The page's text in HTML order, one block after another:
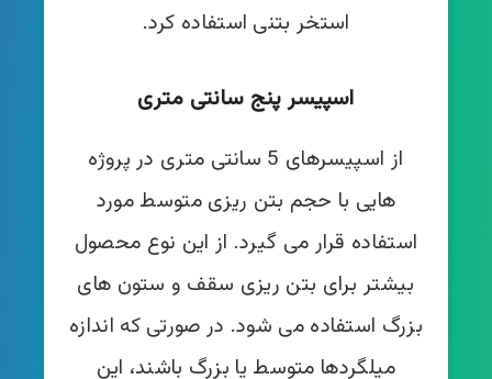
استخر بتنی استفاده کرد.
اسپیسر پنج سانتی متری
از اسپیسرهای 5 سانتی متری در پروژه
هایی با حجم بتن ریزی متوسط مورد
استفاده قرار می گیرد. از این نوع محصول
بیشتر برای بتن ریزی سقف و ستون های
بزرگ استفاده می شود. در صورتی که اندازه
میلگردها متوسط یا بزرگ باشند، این